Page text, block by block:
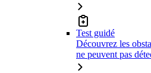
Test guidé
Découvrez les
ne peuvent pas